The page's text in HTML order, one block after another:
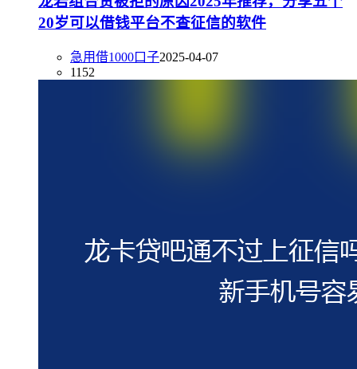
20岁可以借钱平台不查征信的软件
急用借1000口子2025-04-07
1152